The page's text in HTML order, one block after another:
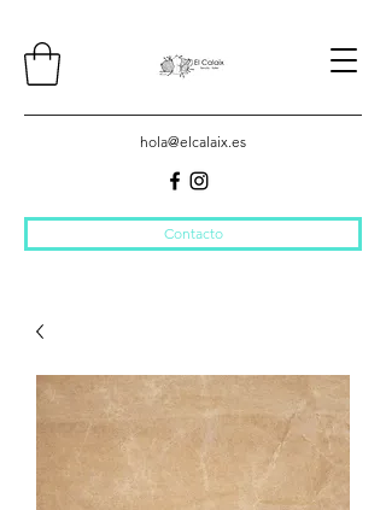
hola@elcalaix.es
Contacto